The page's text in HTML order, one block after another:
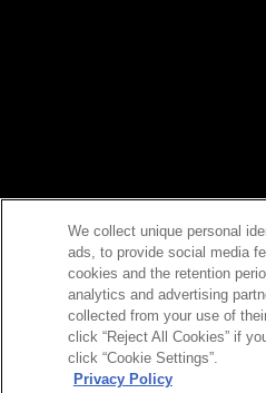
We collect unique personal
ads, to provide social media
cookies and the retention
analytics and advertising
collected from your use of
click “Reject All Cookies” if
click “Cookie Settings”.
Privacy Policy